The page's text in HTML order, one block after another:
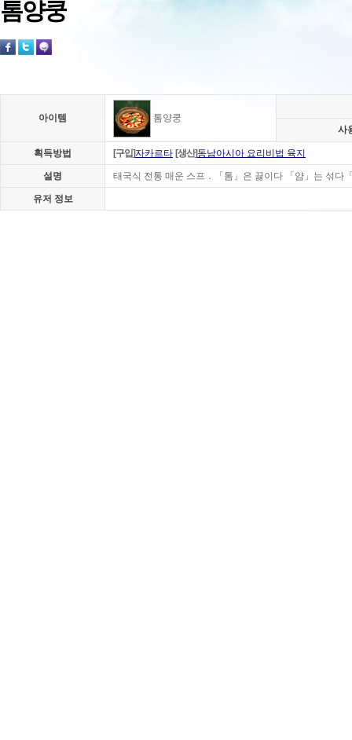
톰양쿵
아이템
톰양쿵
사
획득방법 [구입]자카르타 [생산]동남아시아 요리비법 육지
설명 태국식 전통 매운 스프．「톰」은 끓이다 「얌」는 섞다
유저 정보